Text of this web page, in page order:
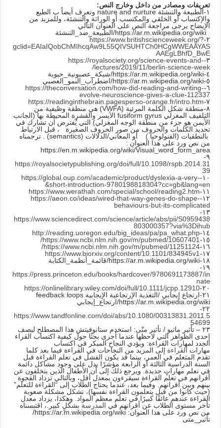
تعريفات ومصادر من داخل وخارج النص:
١-الطبيعة والتنشئة nature and nurture وتعرف أيضاً ب الطبع
والإكتساب أو الخلقي والمكتسب أو الوراثة والتنشئة، وللمزيد من
الإيضاح يرجى مراجعة النص على العنوان التالي
https://ar.m.wikipedia.org/wiki/الطبيعة_ضد_التنشئة
٢- https://www.britishscienceweek.org/?
gclid=EAIaIQobChMIhcqAw9L55QIVSUHTCh0HCgWWEAAYAS
AAEgLBhfD_BwE
٣- https://royalsociety.org/science-events-and-
lectures/2019/11/berlin-science-week/
٤-https://ar.m.wikipedia.org/wiki/شبكة_عصبونية_حيوية
٥-https://ar.m.wikipedia.org/wiki/اضطراب_النمو_العصبي
٦- https://theconversation.com/how-did-reading-and-writing-
evolve-neuroscience-gives-a-clue-112337
٧- https://readinginthebrain.pagesperso-orange.fr/intro.htm
٨-منطقة شكل الكلمة المرئية (VWFA) هي منطقة وظيفية من
التلفيف المغزلي fusiform gyrus الأيسر والقشرة المحيطة بها (الجانب
الأيمن هو جزء من منطقة الوجه المغزلي) التي يُفترض أن تشارك في
تحديد الكلمات والحروف من صور الحروف الصغيرة ، قبل الارتباط
بالنطقيات (الفنولوحيا ) أو المعاني/الدلالات (semantics) . ترجمناه
من نص ورد على هذا العنوان :
https://en.m.wikipedia.org/wiki/Visual_word_form_area
٩-
https://royalsocietypublishing.org/doi/full/10.1098/rspb.2014.31
39
١٠- https://global.oup.com/academic/product/dyslexia-a-very-
short-introduction-9780198818304?cc=gb&lang=en&
١١- https://www.werathah.com/special/school/reading2.htm
١٢- https://aeon.co/ideas/wired-that-way-genes-do-shape-
behaviours-but-its-complicated
١٣-
https://www.sciencedirect.com/science/article/abs/pii/S0959438
803000357?via%3Dihub
١٤- http://reading.uoregon.edu/big_ideas/pa/pa_what.php
١٥-
https://www.ncbi.nlm.nih.gov/m/pubmed/10607401/
١٦- https://www.ncbi.nlm.nih.gov/m/pubmed/11251124/
١٧-
https://www.biorxiv.org/content/10.1101/834945v1
١٨-https://ar.m.wikipedia.org/wiki/قائمة_أنظمة_الكتابة
١٩-
https://press.princeton.edu/books/hardcover/9780691173887/in
nate
٢٠- https://onlinelibrary.wiley.com/doi/full/10.1111/jcpp.12910
٢١-ارتجاع إيجابي /التغذية الإرتجاعية الإيجابية feedback loops
https://ar.m.wikipedia.org/wiki/ارتجاع_إيجابي
٢٢-
https://www.tandfonline.com/doi/abs/10.1080/00313831.2011.5
54699
٢٣ – تأثير ماثيو / تأثير متّى: استخدم ستانوفيتش هذا المصطلح ليصف
إحدى الظواهر التي لاحظها عندما أجرى بحثًا حول كيفية اكتساب القراء
الجدد لمهارات القراءة: ويؤدي النجاح المبكر في اكتساب
مهارات
القراءة إلى المزيد من النجاحات في القراءة فيما بعد كلما
تقدم المتعلم في العمر، بينما قد يكون الفشل في تعلم القراءة قبل
السنة الدراسية الثالثة أو الرابعة مؤشرًا يدل على وجود مشاكل دائمة
في تعلم مهاراتٍ جديدة. ويرجع ذلك إلى أن الأطفال الذين يتخلفون عن
أقرانهم في تعلم القراءة سيقرءون بمعدل أقل، وبالتالي تزداد الفجوة
بينهم وبين أقرانهم. وفيما بعد، عندما يحتاج الطلاب إلى “القراءة للتعلم”
(حيث كانوا من قبل يتعلمون القراءة نفسها)، تشكل مشكلة صعوبة
القراءة عندهم عائقًا كبيرًا في تعلم معظم المواد. وهكذا، يزداد معدل
تأخر مستوى الطلاب عن أقرانهم في المدرسة بشكلٍ كبير.، اقتبسناه
من نص ورد على هذا العنوان: https://ar.m.wikipedia.org/wiki/
تأثير_متى